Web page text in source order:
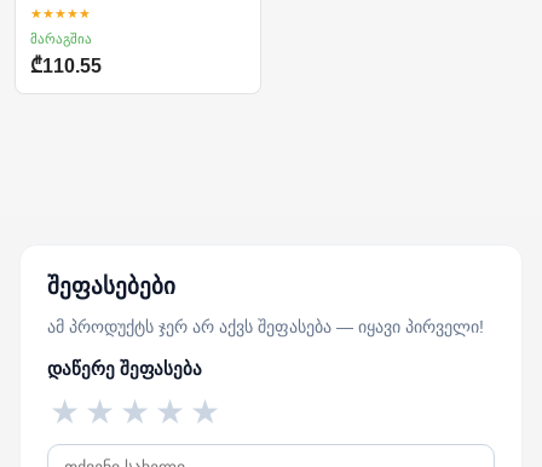
★★★★★
მარაგშია
₾110.55
შეფასებები
ამ პროდუქტს ჯერ არ აქვს შეფასება — იყავი პირველი!
დაწერე შეფასება
★
★
★
★
★